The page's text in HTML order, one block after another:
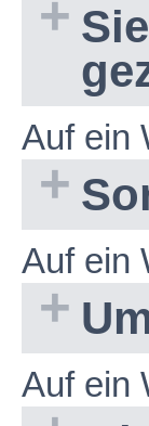
Auf ein
Auf ein
Auf ein